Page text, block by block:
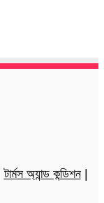
টার্মস অ্যান্ড কন্ডিশন|